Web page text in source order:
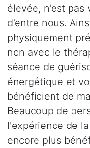
élevée, n’est
d’entre nous.
physiquement
non avec le
séance de
énergétique et
bénéficient de
Beaucoup de
l'expérience de
encore plus